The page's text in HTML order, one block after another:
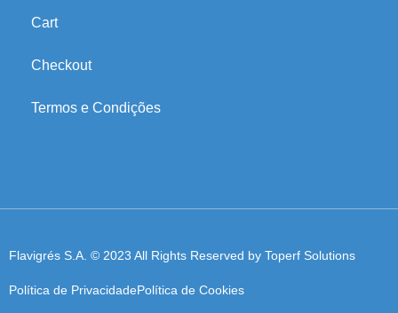
Cart
Checkout
Termos e Condições
Flavigrés S.A. © 2023 All Rights Reserved by Toperf Solutions
Política de PrivacidadePolítica de Cookies